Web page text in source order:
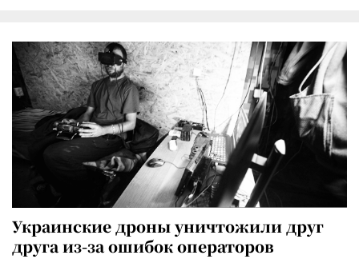
Украинские дроны уничтожили друг
друга из-за ошибок операторов